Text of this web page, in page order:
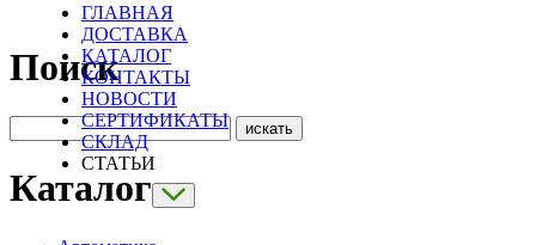
ГЛАВНАЯ
ДОСТАВКА
КАТАЛОГ
КОНТАКТЫ
НОВОСТИ
СЕРТИФИКАТЫ
СКЛАД
СТАТЬИ
Поиск
Каталог